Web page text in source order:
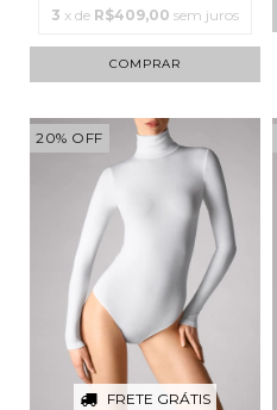
3 x de R$409,00 sem juros
COMPRAR
20% OFF
FRETE GRÁTIS